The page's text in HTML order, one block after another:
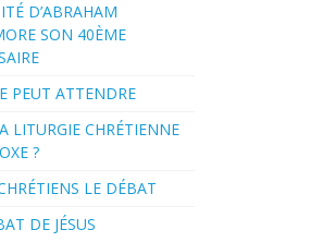
D’ABRAHAM
SON 40ÈME
PEUT ATTENDRE
LITURGIE CHRÉTIENNE
?
LE DÉBAT
DE JÉSUS